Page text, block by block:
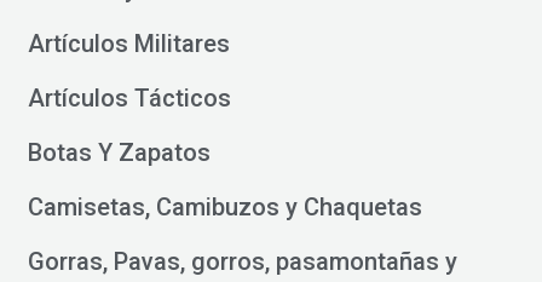
Artículos Militares
Artículos Tácticos
Botas Y Zapatos
Camisetas, Camibuzos y Chaquetas
Gorras, Pavas, gorros, pasamontañas y